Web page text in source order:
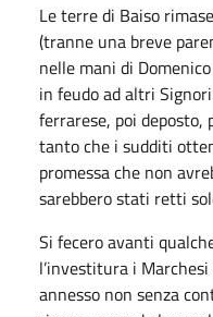
Le terre di Baiso
(tranne una breve
nelle mani di
in feudo ad altri
ferrarese, poi deposto,
tanto che i sudditi
promessa che non
sarebbero stati retti
Si fecero avanti
l’investitura i
annesso non senza